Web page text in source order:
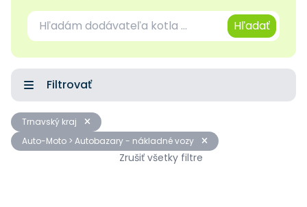
Hľadať
Filtrovať
Trnavský kraj
Auto-Moto > Autobazary - nákladné vozy
Zrušiť všetky filtre